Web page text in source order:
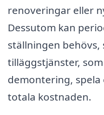
renoveringar eller
Dessutom kan
ställningen behövs,
tilläggstjänster,
demontering,
totala kostnaden.